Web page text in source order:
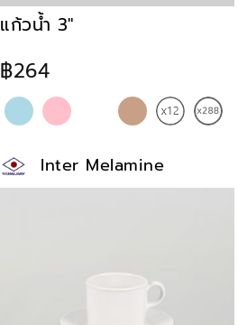
แก้วน้ำ 3"
฿264
Inter Melamine